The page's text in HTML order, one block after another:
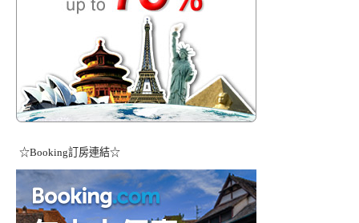
☆Booking訂房連結☆